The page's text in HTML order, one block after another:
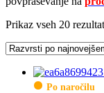
Prikaz vseh 20
Po naročilu